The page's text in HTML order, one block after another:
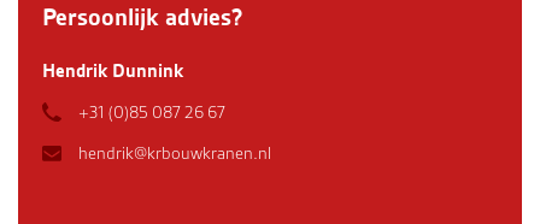
Persoonlijk advies?
Hendrik Dunnink
+31 (0)85 087 26 67
hendrik@krbouwkranen.nl